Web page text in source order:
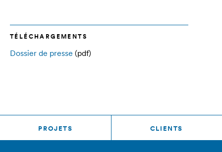
TÉLÉCHARGEMENTS
Dossier de presse (pdf)
PROJETS CLIENTS